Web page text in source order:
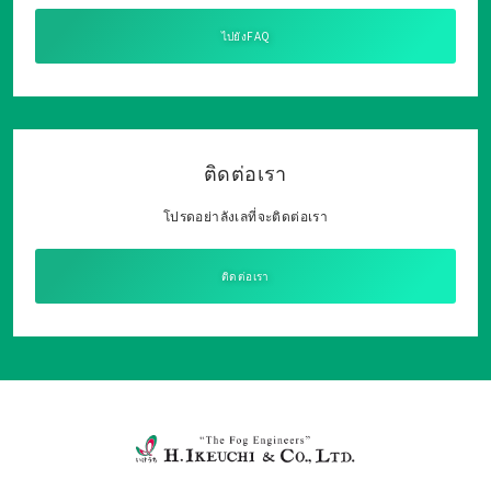
ไปยังFAQ
ติดต่อเรา
โปรดอย่าลังเลที่จะติดต่อเรา
ติดต่อเรา